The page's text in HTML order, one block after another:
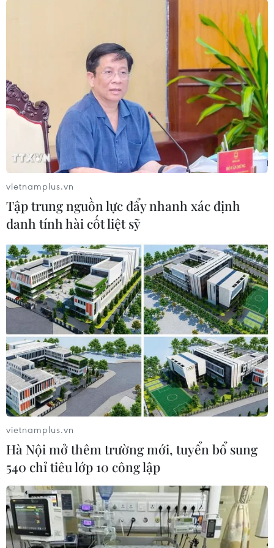
Salman đã trở thành phi hành gia đầu tiên của
Saudi Arabia bay vào không gian./.
(TTXVN/Vietnam+)
#Trạm Vũ trụ quốc tế
#phi hành gia
#hàng không vũ trụ
#NASA
#du hành không gian
Arập Xêút
Theo dõi VietnamPlus
TIN LIÊN QUAN
vietnamplus.vn
Tập trung nguồn lực đẩy nhanh xác định
danh tính hài cốt liệt sỹ
vietnamplus.vn
Hà Nội mở thêm trường mới, tuyển bổ sung
540 chỉ tiêu lớp 10 công lập